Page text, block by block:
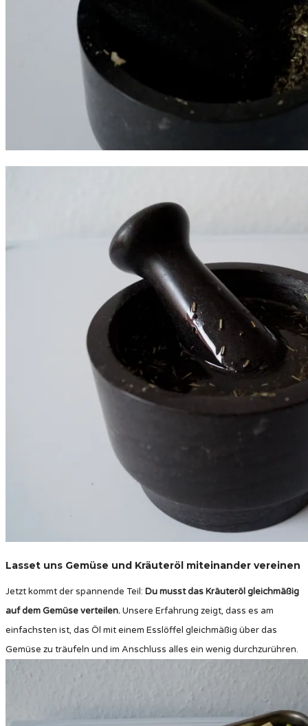
Lasset uns Gemüse und Kräuteröl miteinander vereinen
Jetzt kommt der spannende Teil: Du musst das Kräuteröl gleichmäßig
auf dem Gemüse verteilen.Unsere Erfahrung zeigt, dass es am
einfachsten ist, das Öl mit einem Esslöffel gleichmäßig über das
Gemüse zu träufeln und im Anschluss alles ein wenig durchzurühren.